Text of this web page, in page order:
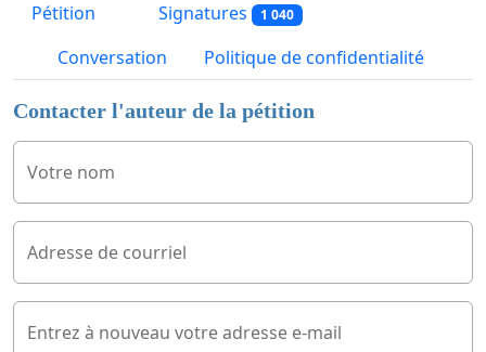
Pétition Signatures 1 040
Conversation Politique de confidentialité
Contacter l'auteur de la pétition
Votre nom
Adresse de courriel
Entrez à nouveau votre adresse e-mail